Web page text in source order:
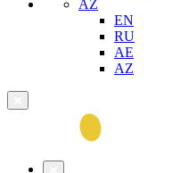
AZ
EN
RU
AE
AZ